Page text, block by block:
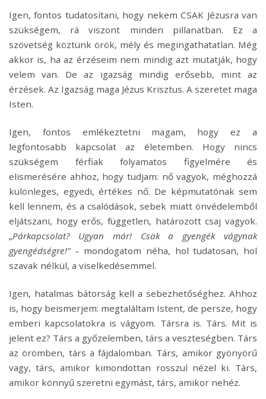
Igen, fontos tudatosítani, hogy nekem CSAK Jézusra van
szükségem, rá viszont minden pillanatban. Ez a
szövetség köztünk örök, mély és megingathatatlan. Még
akkor is, ha az érzéseim nem mindig azt mutatják, hogy
velem van. De az igazság mindig erősebb, mint az
érzések. Az Igazság maga Jézus Krisztus. A szeretet maga
Isten.
Igen, fontos emlékeztetni magam, hogy ez a
legfontosabb kapcsolat az életemben. Hogy nincs
szükségem férfiak folyamatos figyelmére és
elismerésére ahhoz, hogy tudjam: nő vagyok, méghozzá
különleges, egyedi, értékes nő. De képmutatónak sem
kell lennem, és a csalódások, sebek miatt önvédelemből
eljátszani, hogy erős, független, határozott csaj vagyok.
„Párkapcsolat? Ugyan már! Csak a gyengék vágynak
gyengédségre!”– mondogatom néha, hol tudatosan, hol
szavak nélkül, a viselkedésemmel.
Igen, hatalmas bátorság kell a sebezhetőséghez. Ahhoz
is, hogy beismerjem: megtaláltam Istent, de persze, hogy
emberi kapcsolatokra is vágyom. Társra is. Társ. Mit is
jelent ez? Társ a győzelemben, társ a veszteségben. Társ
az örömben, társ a fájdalomban. Társ, amikor gyönyörű
vagy, társ, amikor kimondottan rosszul nézel ki. Társ,
amikor könnyű szeretni egymást, társ, amikor nehéz.